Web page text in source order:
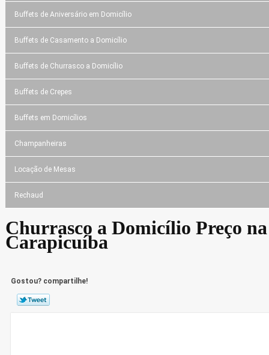
Buffets de Aniversário em Domicílio
Buffets de Casamento a Domicílio
Buffets de Churrasco a Domicílio
Buffets de Crepes
Buffets em Domicílios
Champanheiras
Locação de Mesas
Rechaud
Churrasco a Domicílio Preço na
Carapicuíba
Gostou? compartilhe!